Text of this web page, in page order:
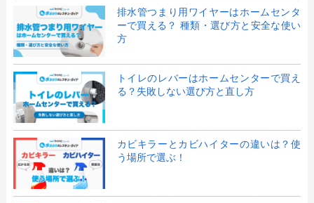
排水管つまり用ワイヤーはホームセンタ
ーで買える？ 種類・選び方と安全な使い
方
トイレのレバーはホームセンターで買え
る？失敗しない選び方と直し方
カビキラーとカビハイターの違いは？使
う場所で選ぶ！